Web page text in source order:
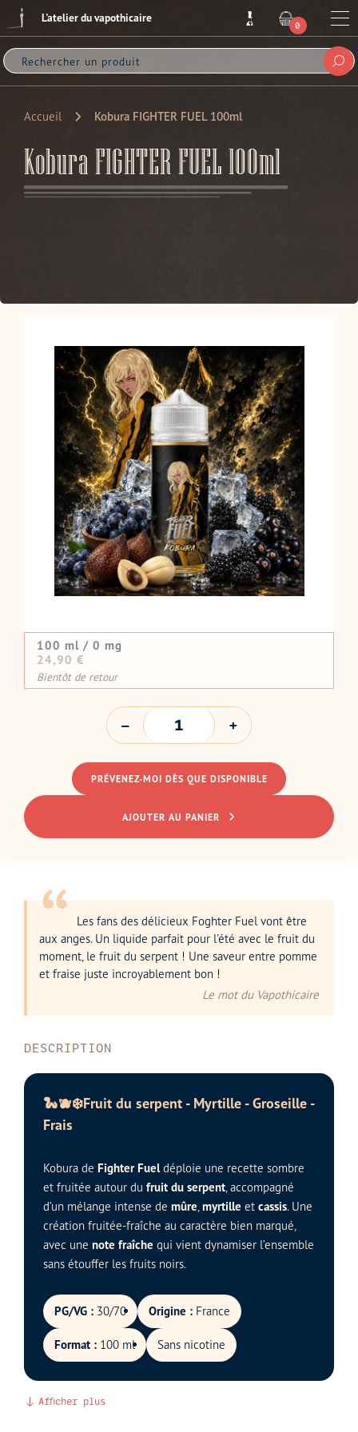
Passer
au
L'atelier du vapothicaire
0
ARTICLE
Accueil Kobura FIGHTER FUEL 100ml
Kobura FIGHTER FUEL 100ml
100 ml / 0 mg
Prix
normal
24,90 €
Bientôt de retour
QUANTITÉ
PRÉVENEZ-MOI DÈS QUE DISPONIBLE
AJOUTER AU PANIER
Les fans des délicieux Foghter Fuel vont être
aux anges. Un liquide parfait pour l'été avec le fruit du
moment, le fruit du serpent ! Une saveur entre pomme
et fraise juste incroyablement bon !
Le mot du Vapothicaire
DESCRIPTION
🐍🫐❄️Fruit du serpent - Myrtille - Groseille -
Frais
Kobura de Fighter Fueldéploie une recette sombre
et fruitée autour du fruit du serpent, accompagné
d’un mélange intense de mûre,myrtille et cassis. Une
création fruitée-fraîche au caractère bien marqué,
avec une note fraîche qui vient dynamiser l’ensemble
sans étouffer les fruits noirs.
PG/VG : 30/70 Origine : France
Format : 100 ml Sans nicotine
Afficher plus